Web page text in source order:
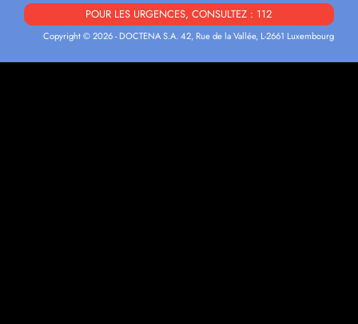
POUR LES URGENCES, CONSULTEZ : 112
Copyright © 2026 - DOCTENA S.A. 42, Rue de la Vallée, L-2661 Luxembourg